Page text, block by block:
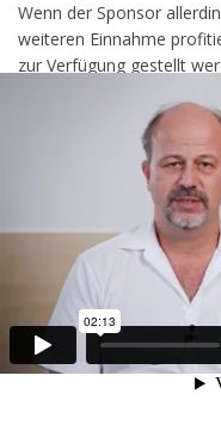
Wenn der Sponsor
weiteren Einnahme
zur Verfügung gestellt
Diesen Kurs
Ihr Feedback hilft
Bewertung Abschicken
/ 5 (17
Bisher keine
bewertet.